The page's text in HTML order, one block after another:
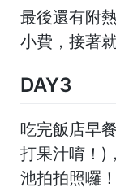
最後還有附
小費 ，接著
DAY3
吃完飯店早
打果汁唷！)
池拍拍照囉！